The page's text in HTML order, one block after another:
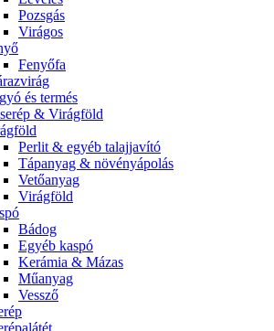
Pozsgás
Virágos
Fenyőfa
és termés
& Virágföld
Perlit & egyéb talajjavító
Tápanyag & növényápolás
Vetőanyag
Virágföld
Bádog
Egyéb kaspó
Kerámia & Mázas
Műanyag
Vessző